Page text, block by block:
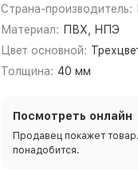
Страна-производитель:
Материал: ПВХ, НПЭ
Цвет основной:
Толщина: 40 мм
Посмотреть онлайн
Продавец покажет
понадобится.